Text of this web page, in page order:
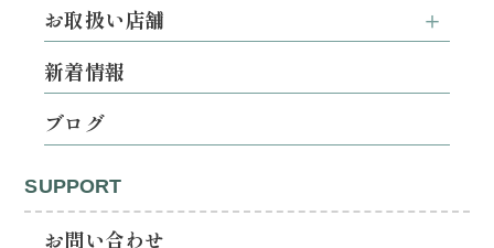
お取扱い店舗
新着情報
ブログ
SUPPORT
お問い合わせ